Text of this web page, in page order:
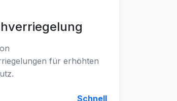
für erhöhten
Schnell